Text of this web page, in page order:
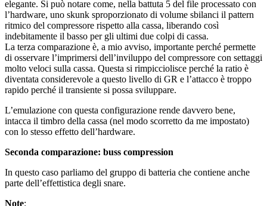
elegante. Si può notare come, nella battuta 5 del file processato con
l’hardware, uno skunk sproporzionato di volume sbilanci il pattern
ritmico del compressore rispetto alla cassa, liberando così
indebitamente il basso per gli ultimi due colpi di cassa.
La terza comparazione è, a mio avviso, importante perché permette
di osservare l’imprimersi dell’inviluppo del compressore con settaggi
molto veloci sulla cassa. Questa si rimpicciolisce perché la ratio è
diventata considerevole a questo livello di GR e l’attacco è troppo
rapido perché il transiente si possa sviluppare.
L’emulazione con questa configurazione rende davvero bene,
intacca il timbro della cassa (nel modo scorretto da me impostato)
con lo stesso effetto dell’hardware.
Seconda comparazione: buss compression
In questo caso parliamo del gruppo di batteria che contiene anche
parte dell’effettistica degli snare.
Note: